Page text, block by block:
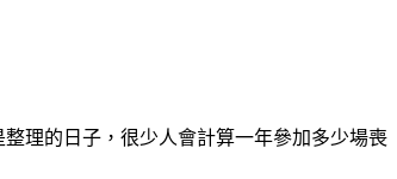
理的日子，很少人會計算一年參加多少場喪